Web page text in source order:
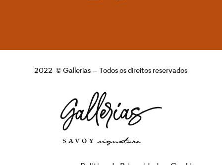
2022 © Gallerias – Todos os direitos reservados